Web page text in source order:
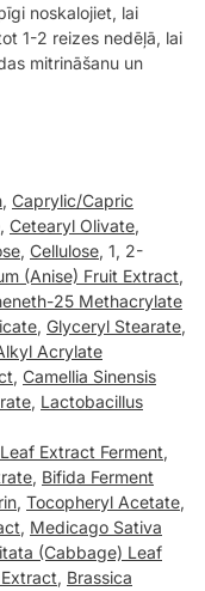
noskalojiet, lai
1-2 reizes nedēļā, lai
mitrināšanu un
, Caprylic/Capric
, Cetearyl Olivate,
, Cellulose, 1, 2-
(Anise) Fruit Extract,
25 Methacrylate
, Glyceryl Stearate,
Acrylate
, Camellia Sinensis
, Lactobacillus
Extract Ferment,
, Bifida Ferment
, Tocopheryl Acetate,
, Medicago Sativa
(Cabbage) Leaf
, Brassica